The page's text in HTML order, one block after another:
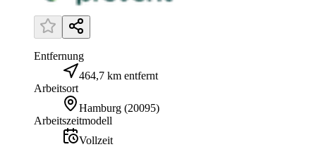
Entfernung
464,7 km entfernt
Arbeitsort
Hamburg (20095)
Arbeitszeitmodell
Vollzeit